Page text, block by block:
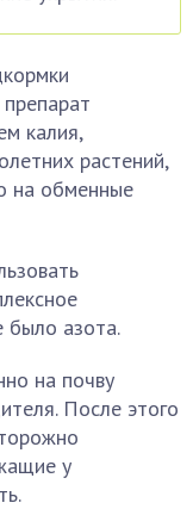
калия,
растений,
на обменные
было азота.
на почву
После этого
у